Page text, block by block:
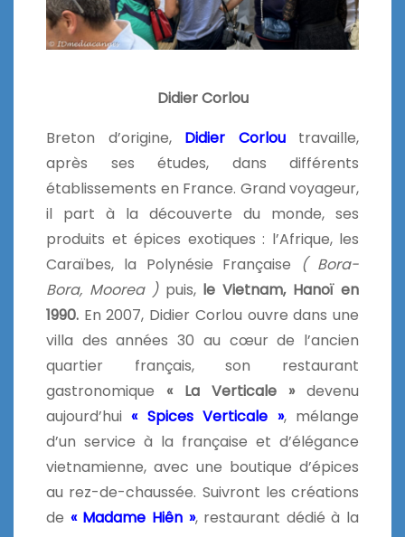
Didier Corlou
Breton d’origine, Didier Corloutravaille,
après ses études, dans différents
établissements en France. Grand voyageur,
il part à la découverte du monde, ses
produits et épices exotiques : l’Afrique, les
Caraïbes, la Polynésie Française ( Bora-
Bora, Moorea )puis,le Vietnam, Hanoï en
1990. En 2007, Didier Corlou ouvre dans une
villa des années 30 au cœur de l’ancien
quartier français, son restaurant
gastronomique « La Verticale » devenu
aujourd’hui« Spices Verticale », mélange
d’un service à la française et d’élégance
vietnamienne, avec une boutique d’épices
au rez-de-chaussée. Suivront les créations
de « Madame Hiên », restaurant dédié à la